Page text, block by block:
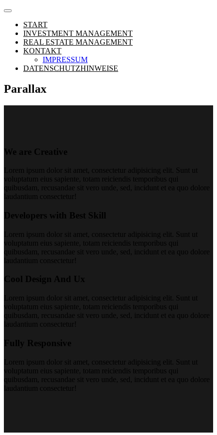
START
INVESTMENT MANAGEMENT
REAL ESTATE MANAGEMENT
KONTAKT
IMPRESSUM
DATENSCHUTZHINWEISE
Parallax
We are Creative
Lorem ipsum dolor sit amet, consectetur adipisicing elit. Sunt ut
voluptatum eius sapiente, totam reiciendis temporibus qui
quibusdam, recusandae sit vero unde, sed, incidunt et ea quo dolore
laudantium consectetur!
Developers with Best Skill
Lorem ipsum dolor sit amet, consectetur adipisicing elit. Sunt ut
voluptatum eius sapiente, totam reiciendis temporibus qui
quibusdam, recusandae sit vero unde, sed, incidunt et ea quo dolore
laudantium consectetur!
Cool Design And Ux
Lorem ipsum dolor sit amet, consectetur adipisicing elit. Sunt ut
voluptatum eius sapiente, totam reiciendis temporibus qui
quibusdam, recusandae sit vero unde, sed, incidunt et ea quo dolore
laudantium consectetur!
Fully Responsive
Lorem ipsum dolor sit amet, consectetur adipisicing elit. Sunt ut
voluptatum eius sapiente, totam reiciendis temporibus qui
quibusdam, recusandae sit vero unde, sed, incidunt et ea quo dolore
laudantium consectetur!